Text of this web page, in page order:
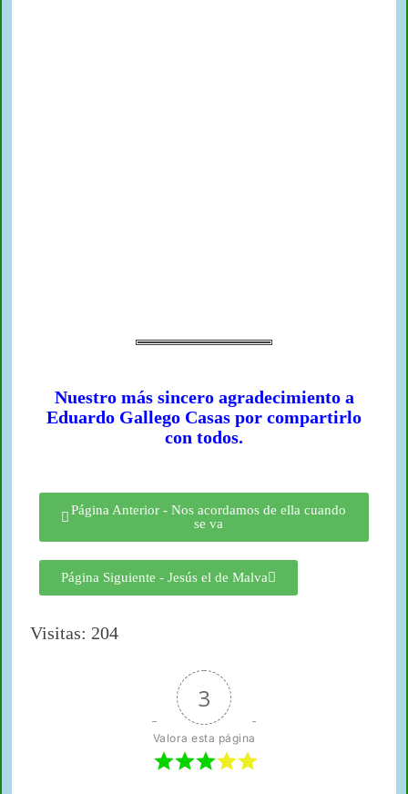
Nuestro más sincero agradecimiento a
Eduardo Gallego Casas por compartirlo
con todos.
Página Anterior - Nos acordamos de ella cuando
se va
Página Siguiente - Jesús el de Malva
Visitas: 204
3
Valora esta página